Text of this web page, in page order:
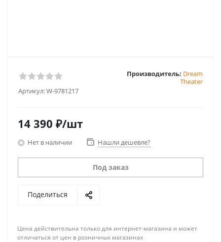
Артикул:W-9781217
Производитель: Dream
Theater
14 390 ₽/шт
Нет в наличии Нашли дешевле?
Под заказ
Поделиться
Цена действительна только для интернет-магазина и может
отличаться от цен в розничных магазинах